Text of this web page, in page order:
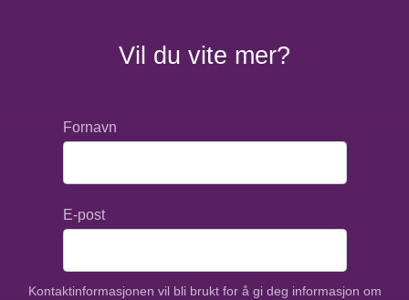
Vil du vite mer?
Fornavn
E-post
Kontaktinformasjonen vil bli brukt for å gi deg informasjon om